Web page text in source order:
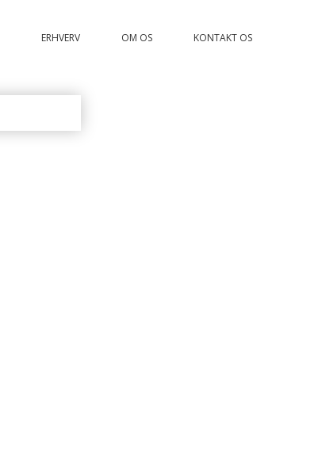
ERHVERV OM OS KONTAKT OS